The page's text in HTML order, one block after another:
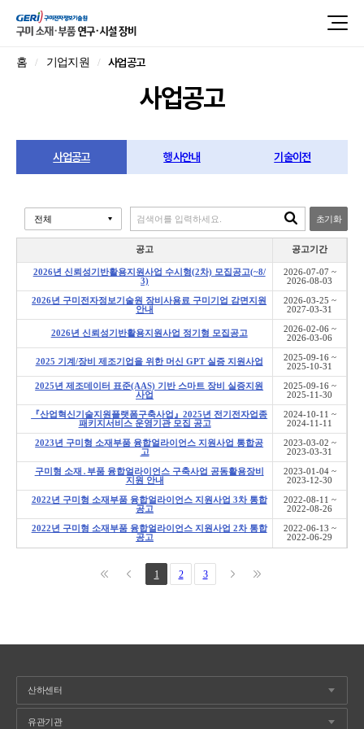
홈 기업지원 사업공고
사업공고
사업공고 행사안내 기술이전
초기화
공고 공고기간
2026년 신뢰성기반활용지원사업 수시형(2차) 모집공고(~8/
3)
2026-07-07 ~
2026-08-03
2026년 구미전자정보기술원 장비사용료 구미기업 감면지원
안내
2026-03-25 ~
2027-03-31
2026년 신뢰성기반활용지원사업 정기형 모집공고
2026-02-06 ~
2026-03-06
2025 기계/장비 제조기업을 위한 머신 GPT 실증 지원사업
2025-09-16 ~
2025-10-31
2025년 제조데이터 표준(AAS) 기반 스마트 장비 실증지원
사업
2025-09-16 ~
2025-11-30
『산업혁신기술지원플랫폼구축사업』2025년 전기전자업종
패키지서비스 운영기관 모집 공고
2024-10-11 ~
2024-11-11
2023년 구미형 소재부품 융합얼라이언스 지원사업 통합공
고
2023-03-02 ~
2023-03-31
구미형 소재․부품 융합얼라이언스 구축사업 공동활용장비
지원 안내
2023-01-04 ~
2023-12-30
2022년 구미형 소재부품 융합얼라이언스 지원사업 3차 통합
공고
2022-08-11 ~
2022-08-26
2022년 구미형 소재부품 융합얼라이언스 지원사업 2차 통합
공고
2022-06-13 ~
2022-06-29
1 2 3